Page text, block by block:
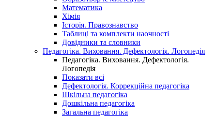
Математика
Хімія
Історія. Правознавство
Таблиці та комплекти наочності
Довідники та словники
Педагогіка. Виховання. Дефектологія. Логопедія
Педагогіка. Виховання. Дефектологія.
Логопедія
Показати всі
Дефектологія. Коррекційна педагогіка
Шкільна педагогіка
Дошкільна педагогіка
Загальна педагогіка